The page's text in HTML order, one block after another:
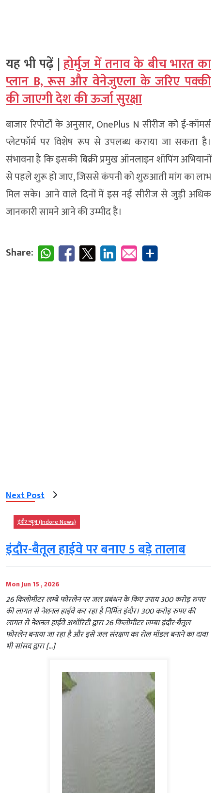
यह भी पढ़ें |होर्मुज में तनाव के बीच भारत का
प्लान B, रूस और वेनेजुएला के जरिए पक्की
की जाएगी देश की ऊर्जा सुरक्षा
बाजार रिपोर्टों के अनुसार, OnePlus N सीरीज को ई-कॉमर्स
प्लेटफॉर्म पर विशेष रूप से उपलब्ध कराया जा सकता है।
संभावना है कि इसकी बिक्री प्रमुख ऑनलाइन शॉपिंग अभियानों
से पहले शुरू हो जाए, जिससे कंपनी को शुरुआती मांग का लाभ
मिल सके। आने वाले दिनों में इस नई सीरीज से जुड़ी अधिक
जानकारी सामने आने की उम्मीद है।
Share:
Next Post
इंदौर न्यूज़ (Indore News)
इंदौर-बैतूल हाईवे पर बनाए 5 बड़े तालाब
Mon Jun 15 , 2026
26 किलोमीटर लम्बे फोरलेन पर जल प्रबंधन के किए उपाय 300 करोड़ रुपए
की लागत से नेशनल हाईवे कर रहा है निर्मित इंदौर। 300 करोड़ रुपए की
लागत से नेशनल हाईवे अथॉरिटी द्वारा 26 किलोमीटर लम्बा इंदौर-बैतूल
फोरलेन बनाया जा रहा है और इसे जल संरक्षण का रोल मॉडल बनाने का दावा
भी सांसद द्वारा […]